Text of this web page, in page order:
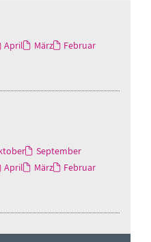
April März
Februar
September
April März
Februar